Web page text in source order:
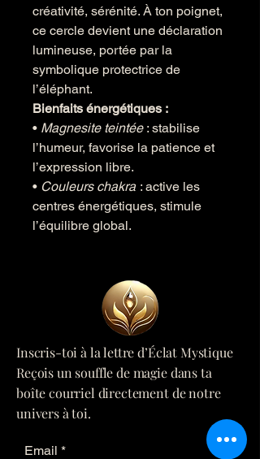
créativité, sérénité. À ton poignet,
ce cercle devient une déclaration
lumineuse, portée par la
symbolique protectrice de
l’éléphant.
Bienfaits énergétiques :
• Magnesite teintée: stabilise
l’humeur, favorise la patience et
l’expression libre.
• Couleurs chakra : active les
centres énergétiques, stimule
l’équilibre global.
Inscris-toi à la lettre d’Éclat Mystique
Reçois un souffle de magie dans ta
boîte courriel directement de notre
univers à toi.
Email *